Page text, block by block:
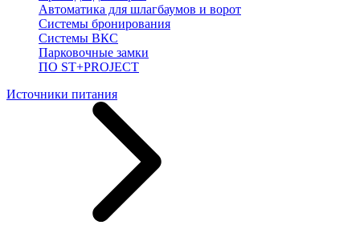
Автоматика для шлагбаумов и ворот
Системы бронирования
Системы ВКС
Парковочные замки
ПО ST+PROJECT
Источники питания